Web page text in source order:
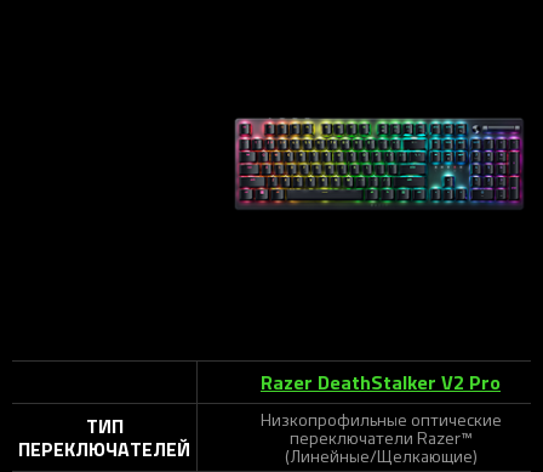
Razer DeathStalker V2 Pro
ТИП
ПЕРЕКЛЮЧАТЕЛЕЙ
Низкопрофильные оптические
переключатели Razer™
(Линейные/Щелкающие)